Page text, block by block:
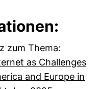
zum Thema:
as Challenges
and Europe in